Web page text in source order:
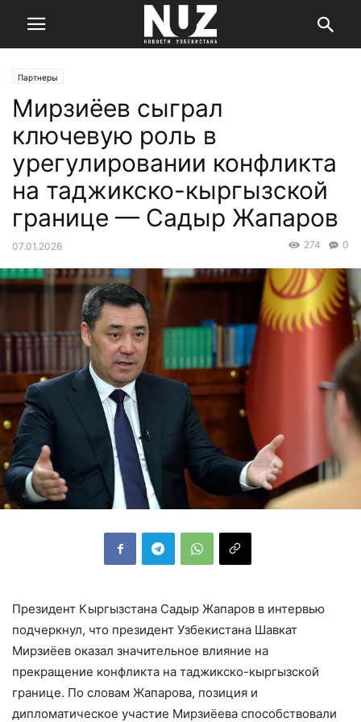
Партнеры
Мирзиёев сыграл
ключевую роль в
урегулировании конфликта
на таджикско-кыргызской
границе — Садыр Жапаров
07.01.2026 0
274
Президент Кыргызстана Садыр Жапаров в интервью
подчеркнул, что президент Узбекистана Шавкат
Мирзиёев оказал значительное влияние на
прекращение конфликта на таджикско-кыргызской
границе. По словам Жапарова, позиция и
дипломатическое участие Мирзиёева способствовали